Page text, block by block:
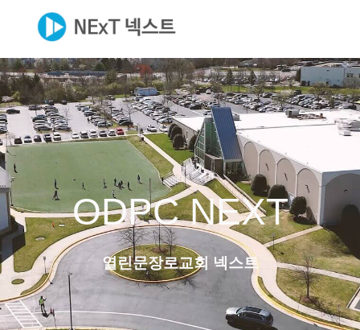
ODPC NEXT
열린문장로교회 넥스트